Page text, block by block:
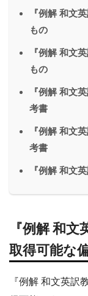
『例解 和文
もの
『例解 和文
もの
『例解 和文
考書
『例解 和文
考書
『例解 和文
『例解 和
取得可能な
『例解 和文英訳